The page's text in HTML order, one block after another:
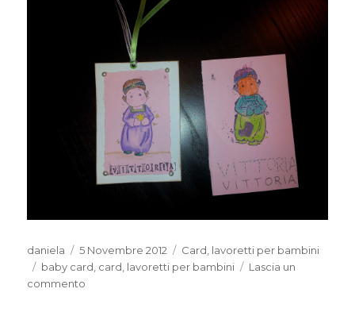
Autore
daniela
Pubblicato
il
5 Novembre 2012 Categorie
Card lavoretti per bambini
Tag
baby card card lavoretti per bambini
Lascia un
commento